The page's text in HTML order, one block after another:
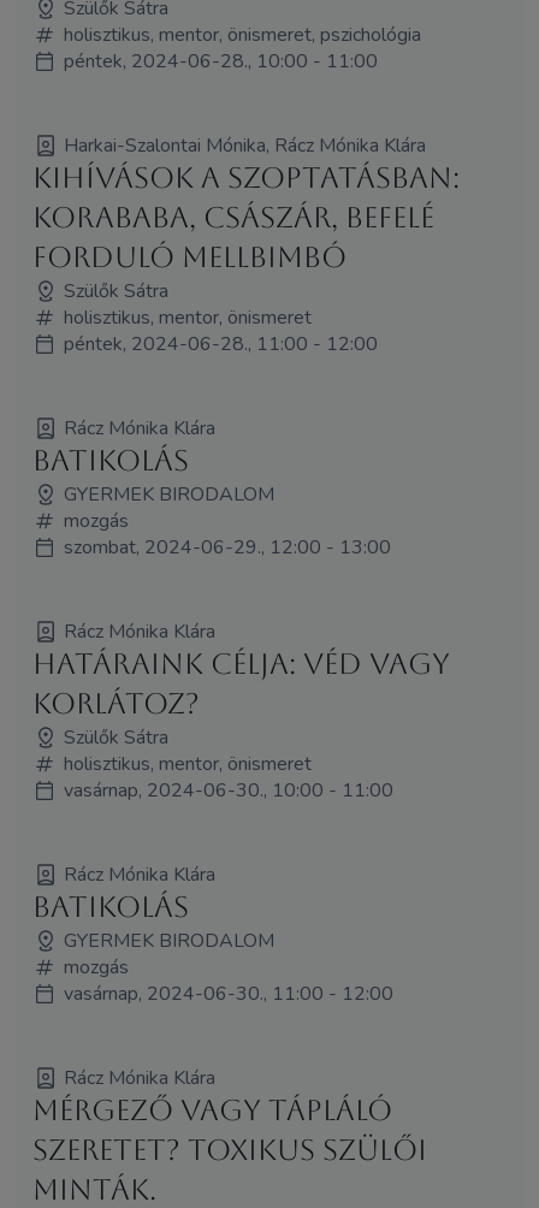
Szülők Sátra
holisztikus, mentor, önismeret, pszichológia
péntek, 2024-06-28., 10:00 - 11:00
Harkai-Szalontai Mónika, Rácz Mónika Klára
Kihívások a szoptatásban:
korababa, császár, befelé
forduló mellbimbó
Szülők Sátra
holisztikus, mentor, önismeret
péntek, 2024-06-28., 11:00 - 12:00
Rácz Mónika Klára
BATIKOLÁS
GYERMEK BIRODALOM
mozgás
szombat, 2024-06-29., 12:00 - 13:00
Rácz Mónika Klára
Határaink célja: véd vagy
korlátoz?
Szülők Sátra
holisztikus, mentor, önismeret
vasárnap, 2024-06-30., 10:00 - 11:00
Rácz Mónika Klára
BATIKOLÁS
GYERMEK BIRODALOM
mozgás
vasárnap, 2024-06-30., 11:00 - 12:00
Rácz Mónika Klára
Mérgező vagy tápláló
szeretet? Toxikus szülői
minták.